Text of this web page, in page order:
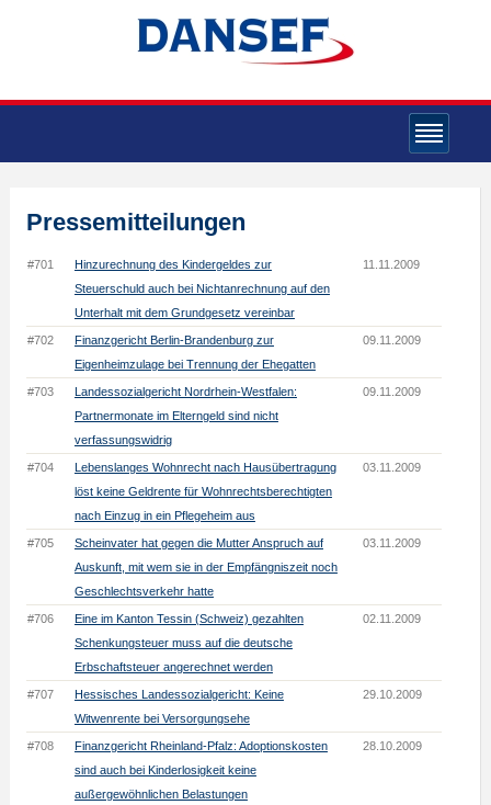
Pressemitteilungen
#701
Hinzurechnung des Kindergeldes zur
Steuerschuld auch bei Nichtanrechnung auf den
Unterhalt mit dem Grundgesetz vereinbar
11.11.2009
#702
Finanzgericht Berlin-Brandenburg zur
Eigenheimzulage bei Trennung der Ehegatten
09.11.2009
#703
Landessozialgericht Nordrhein-Westfalen:
Partnermonate im Elterngeld sind nicht
verfassungswidrig
09.11.2009
#704
Lebenslanges Wohnrecht nach Hausübertragung
löst keine Geldrente für Wohnrechtsberechtigten
nach Einzug in ein Pflegeheim aus
03.11.2009
#705
Scheinvater hat gegen die Mutter Anspruch auf
Auskunft, mit wem sie in der Empfängniszeit noch
Geschlechtsverkehr hatte
03.11.2009
#706
Eine im Kanton Tessin (Schweiz) gezahlten
Schenkungsteuer muss auf die deutsche
Erbschaftsteuer angerechnet werden
02.11.2009
#707
Hessisches Landessozialgericht: Keine
Witwenrente bei Versorgungsehe
29.10.2009
#708
Finanzgericht Rheinland-Pfalz: Adoptionskosten
sind auch bei Kinderlosigkeit keine
außergewöhnlichen Belastungen
28.10.2009